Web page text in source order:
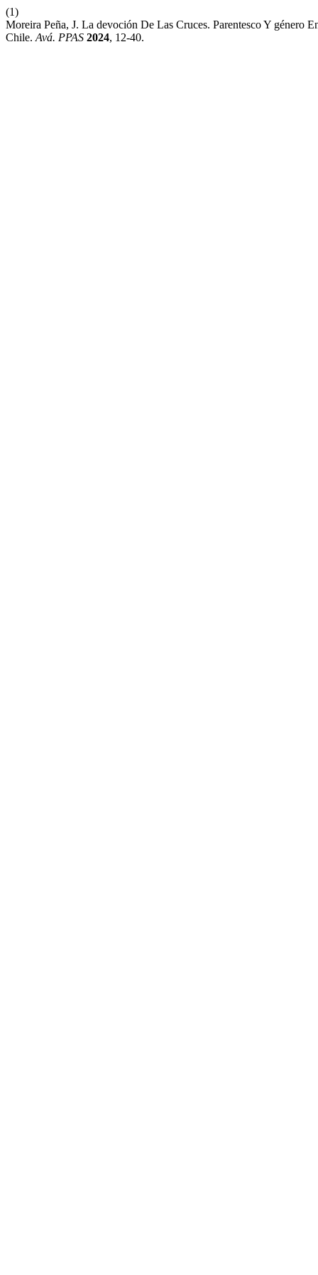
(1)
Moreira Peña, J. La devoción De Las Cruces. Parentesco Y
Chile. Avá. PPAS 2024, 12-40.